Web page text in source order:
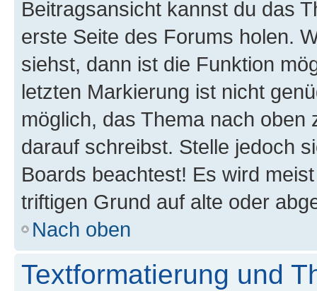
Beitragsansicht kannst du das
erste Seite des Forums holen.
siehst, dann ist die Funktion
letzten Markierung ist nicht
möglich, das Thema nach oben
darauf schreibst. Stelle jedoch
Boards beachtest! Es wird
triftigen Grund auf alte oder
Nach oben
Textformatierung und